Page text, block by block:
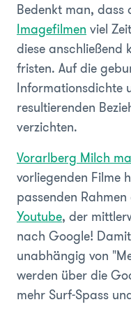
Bedenkt man, dass
Imagefilmen viel
diese anschließend
fristen. Auf die
Informationsdichte
resultierenden
verzichten.
Vorarlberg Milch
vorliegenden Filme
passenden
Youtube, der
nach Google!
unabhängig von
werden über die
mehr Surf-Spass